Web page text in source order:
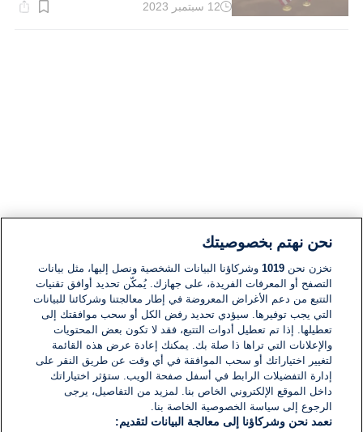
وقت
12 سبتمبر 2023
نحن نهتم بخصوصيتك
نخزن نحن1019 وشركاؤنا البيانات الشخصية ونصل إليها، مثل بيانات
التصفح أو المعرفات الفريدة، على جهازك. يُمكّن تحديد أوافق تقنيات
التتبع من دعم الأغراض المعروضة في إطار معالجتنا وشركائنا للبيانات
التي يجب توفيرها. سيؤدي تحديد رفض الكل أو سحب موافقتك إلى
تعطيلها. إذا تم تعطيل أدوات التتبع، فقد لا تكون بعض المحتويات
والإعلانات التي تراها ذا صلة بك. يمكنك إعادة عرض هذه القائمة
لتغيير اختياراتك أو سحب الموافقة في أي وقت عن طريق النقر على
إدارة التفضيلات الرابط في أسفل صفحة الويب. ستؤثر اختياراتك
داخل الموقع الإلكتروني الخاص بنا. لمزيد من التفاصيل، يرجى
الرجوع إلى سياسة الخصوصية الخاصة بنا.
نعمد نحن وشركاؤنا إلى معالجة البيانات لتقديم: